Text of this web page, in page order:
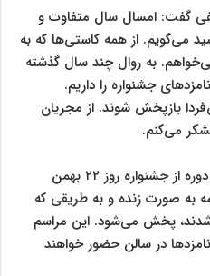
گفت: امسال سال متفاوت و
می‌گویم. از همه کاستی‌ها که به
به روال چند سال گذشته
جشنواره را داریم.
بازپخش شوند. از مجریان
می‌کنم.
به گفته نجفی آیین اختتامیه این دوره از جشنواره روز ۲۲ بهمن
به صورت زنده و به طریقی که
پخش می‌شود. این مراسم
در سالن حضور خواهند